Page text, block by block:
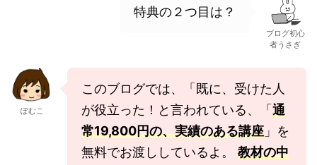
特典の２つ目は？
ブログ初心
者うさぎ
ぽむこ
このブログでは、「既に、受けた人
が役立った！と言われている、「 通
常19,800円の、実績のある講座 」を
無料でお渡ししているよ。 教材の中